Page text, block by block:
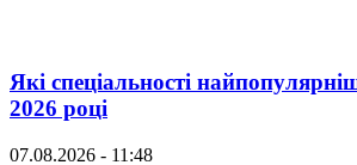
Які спеціальності
2026 році
07.08.2026 - 11:48